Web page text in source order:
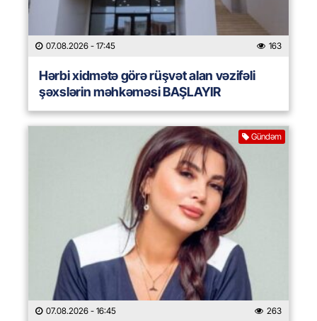
07.08.2026 - 17:45 163
Hərbi xidmətə görə rüşvət alan vəzifəli
şəxslərin məhkəməsi BAŞLAYIR
Gündəm
07.08.2026 - 16:45 263